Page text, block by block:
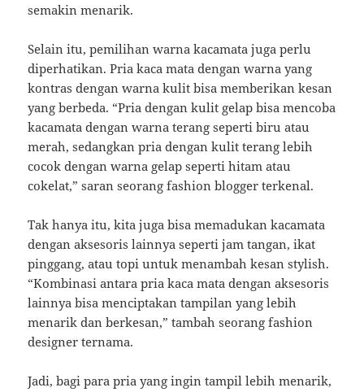
semakin menarik.
Selain itu, pemilihan warna kacamata juga perlu
diperhatikan. Pria kaca mata dengan warna yang
kontras dengan warna kulit bisa memberikan kesan
yang berbeda. “Pria dengan kulit gelap bisa mencoba
kacamata dengan warna terang seperti biru atau
merah, sedangkan pria dengan kulit terang lebih
cocok dengan warna gelap seperti hitam atau
cokelat,” saran seorang fashion blogger terkenal.
Tak hanya itu, kita juga bisa memadukan kacamata
dengan aksesoris lainnya seperti jam tangan, ikat
pinggang, atau topi untuk menambah kesan stylish.
“Kombinasi antara pria kaca mata dengan aksesoris
lainnya bisa menciptakan tampilan yang lebih
menarik dan berkesan,” tambah seorang fashion
designer ternama.
Jadi, bagi para pria yang ingin tampil lebih menarik,